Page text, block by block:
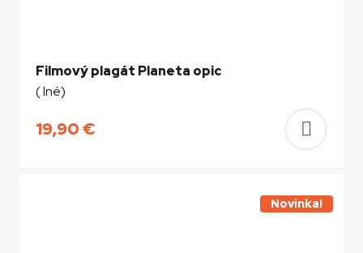
Filmový plagát Planeta opic
( Iné)
19,90€
Pridať
košíka
Novinka!